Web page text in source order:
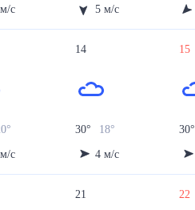
м/с
5 м/с
м/с
14
30° 18°
4 м/с
15
30°
21 22